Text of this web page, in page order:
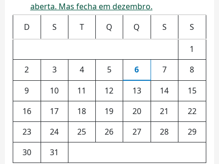
aberta. Mas fecha em dezembro.
D S T Q Q S S
1
2
3 4 5 6 7
8
9
10 11 12 13 14
15
16
17 18 19 20 21
22
23
24 25 26 27 28
29
30
31